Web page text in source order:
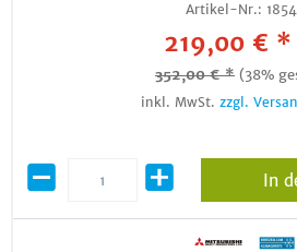
Artikel-Nr.:
219,00 € *
352,00 € * (38%
inkl. MwSt. zzgl.
In